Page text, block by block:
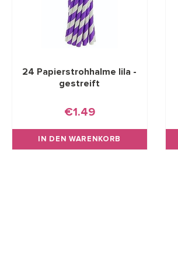
24 Papierstrohhalme lila -
gestreift
€1.49
IN DEN WARENKORB